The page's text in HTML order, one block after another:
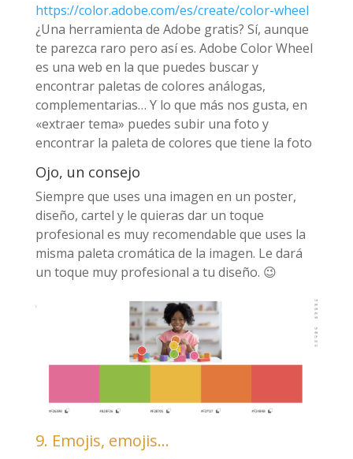
https://color.adobe.com/es/create/color-wheel
¿Una herramienta de Adobe gratis? Sí, aunque
te parezca raro pero así es. Adobe Color Wheel
es una web en la que puedes buscar y
encontrar paletas de colores análogas,
complementarias… Y lo que más nos gusta, en
«extraer tema» puedes subir una foto y
encontrar la paleta de colores que tiene la foto
Ojo, un consejo
Siempre que uses una imagen en un poster,
diseño, cartel y le quieras dar un toque
profesional es muy recomendable que uses la
misma paleta cromática de la imagen. Le dará
un toque muy profesional a tu diseño. 😉
9. Emojis, emojis…